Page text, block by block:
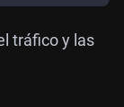
tráfico y las